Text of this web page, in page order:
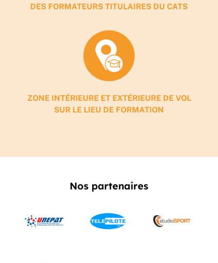
DES FORMATEURS TITULAIRES DU CATS
ZONE INTÉRIEURE ET EXTÉRIEURE DE VOL
SUR LE LIEU DE FORMATION
Nos partenaires